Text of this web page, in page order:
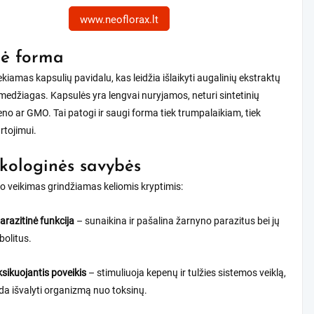
www.neoflorax.lt
forma
kapsulių pavidalu, kas leidžia išlaikyti augalinių ekstraktų
Kapsulės yra lengvai nuryjamos, neturi sintetinių
ar GMO. Tai patogi ir saugi forma tiek trumpalaikiam, tiek
savybės
veikimas grindžiamas keliomis kryptimis:
funkcija – sunaikina ir pašalina žarnyno parazitus bei jų
poveikis – stimuliuoja kepenų ir tulžies sistemos veiklą,
išvalyti organizmą nuo toksinų.